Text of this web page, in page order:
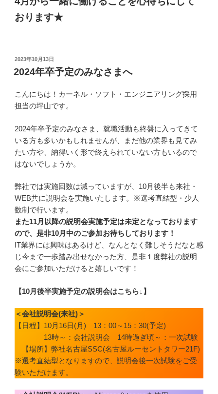
おります★
投
稿
日:
2023年10月13日
2024年卒予定のみなさまへ
こんにちは！カーネル・ソフト・エンジニアリング採用
担当の坪山です。
2024年卒予定のみなさま、就職活動も終盤に入ってきて
いる方も多いかもしれませんが、まだ他の業界も見てみ
たい方や、納得いく形で終えられていない方もいるので
はないでしょうか。
弊社では実施回数は減っていますが、10月後半も来社・
WEB共に説明会を実施いたします。※選考直結型・少人
数制で行います。
また11月以降の説明会実施予定は未定となっております
ので、是非10月中のご参加お待ちしております！
IT業界には興味はあるけど、なんとなく難しそうだなと感
じ今まで一歩踏み出せなかった方、是非１度弊社の説明
会にご参加いただけると嬉しいです！
【10月後半実施予定の説明会はこちら↓】
＜会社説明会(来社)＞
【日程】10月16日(月) 13：00～15：30(予定)
13時～：会社説明会 14時過ぎ頃～：一次試験
【場所】弊社名古屋SSC(名古屋ルーセントタワー21F)
※選考直結型となりますので、説明会後一次試験をご受
験いただけます。